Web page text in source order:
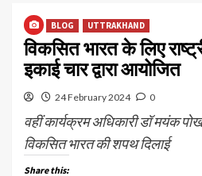
BLOG UTTRAKHAND
विकसित भारत के लिए
इकाई चार द्वारा आयोजित
24 February 2024 0
वहीं कार्यक्रम अधिकारी डॉ मयंक
विकसित भारत की शपथ दिलाई
Share this: